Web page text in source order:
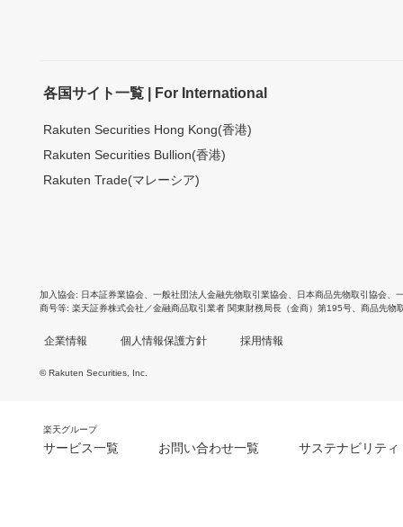
各国サイト一覧 | For International
Rakuten Securities Hong Kong(香港)
Rakuten Securities Bullion(香港)
Rakuten Trade(マレーシア)
加入協会 日本証券業協会 一般社団法人金融先物取引業協会 日本商品先物取引協会
商号等 楽天証券株式会社／金融商品取引業者 関東財務局長（金商）第195号、商品先物
企業情報 個人情報保護方針 採用情報
© Rakuten Securities, Inc.
楽天グループ
サービス一覧 お問い合わせ一覧 サステナビリティ